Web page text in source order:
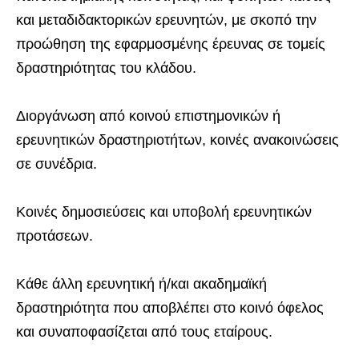
και μεταδιδακτορικών ερευνητών, με σκοπό την
προώθηση της εφαρμοσμένης έρευνας σε τομείς
δραστηριότητας του κλάδου.
Διοργάνωση από κοινού επιστημονικών ή
ερευνητικών δραστηριοτήτων, κοινές ανακοινώσεις
σε συνέδρια.
Κοινές δημοσιεύσεις και υποβολή ερευνητικών
προτάσεων.
Κάθε άλλη ερευνητική ή/και ακαδημαϊκή
δραστηριότητα που αποβλέπει στο κοινό όφελος
και συναποφασίζεται από τους εταίρους.